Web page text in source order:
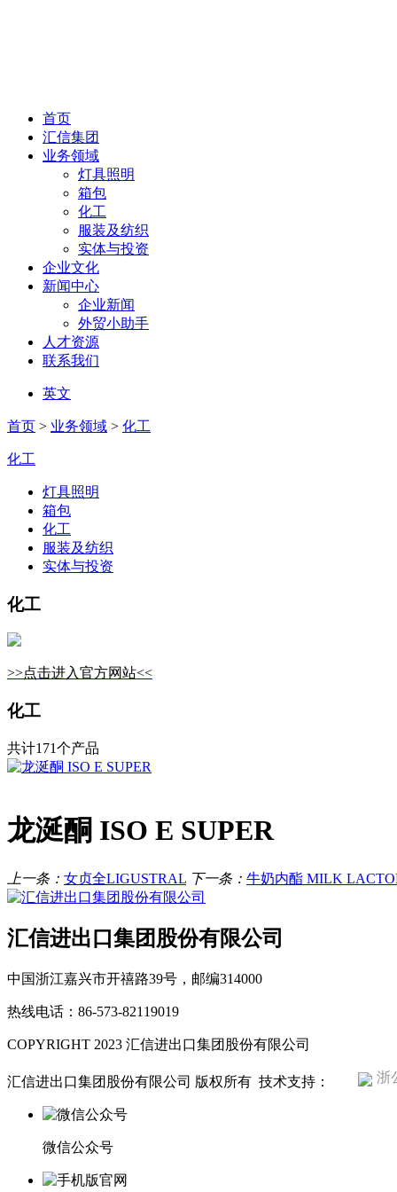
首页
汇信集团
业务领域
灯具照明
箱包
化工
服装及纺织
实体与投资
企业文化
新闻中心
企业新闻
外贸小助手
人才资源
联系我们
英文
首页 > 业务领域 > 化工
化工
灯具照明
箱包
化工
服装及纺织
实体与投资
化工
>>点击进入官方网站<<
化工
共计171个产品
龙涎酮 ISO E SUPER
上一条： 女贞全LIGUSTRAL 下一条： 牛奶内酯 MILK
汇信进出口集团股份有限公司
中国浙江嘉兴市开禧路39号，邮编314000
热线电话：86-573-82119019
COPYRIGHT 2023 汇信进出口集团股份有限公司
汇信进出口集团股份有限公司 版权所有 技术支持： 浙
微信公众号